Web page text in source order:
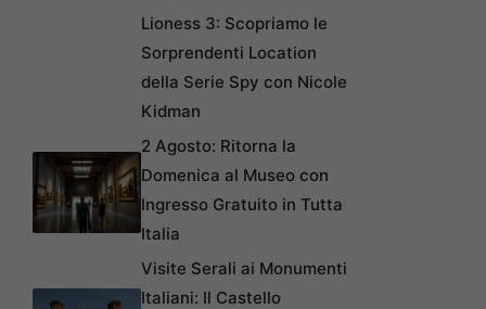
Lioness 3: Scopriamo le
Sorprendenti Location
della Serie Spy con Nicole
Kidman
2 Agosto: Ritorna la
Domenica al Museo con
Ingresso Gratuito in Tutta
Italia
Visite Serali ai Monumenti
Italiani: Il Castello